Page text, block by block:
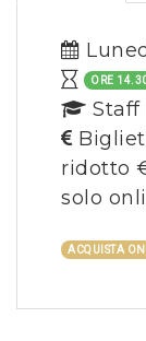
ORE
Staff
ridotto
solo
ACQUISTA